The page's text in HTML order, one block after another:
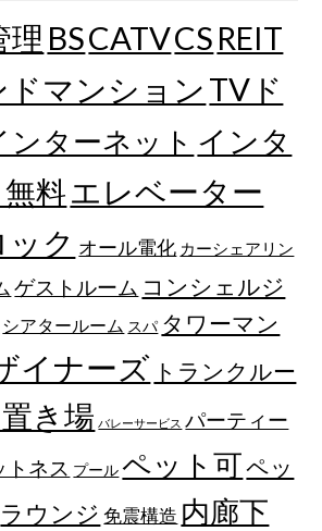
理 BSCATVCS REIT
ドマンション TVド
ンターネット インタ
料エレベーター
ク オール電化 カーシェアリン
ゲストルーム コンシェルジ
シアタールーム スパ タワーマン
イナーズ トランクルー
き場 バレーサービス パーティー
トネス プール ペット可ペッ
ラウンジ 免震構造 内廊下